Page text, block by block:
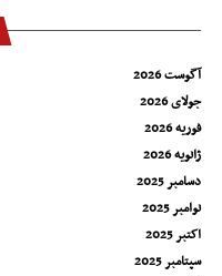
آگوست 2026
جولای 2026
فوریه 2026
ژانویه 2026
دسامبر 2025
نوامبر 2025
اکتبر 2025
سپتامبر 2025